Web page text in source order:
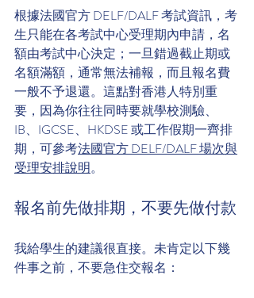
根據法國官方 DELF/DALF 考試資訊，考
生只能在各考試中心受理期內申請，名
額由考試中心決定；一旦錯過截止期或
名額滿額，通常無法補報，而且報名費
一般不予退還。這點對香港人特別重
要，因為你往往同時要就學校測驗、
IB、IGCSE、HKDSE 或工作假期一齊排
期，可參考法國官方 DELF/DALF 場次與
受理安排說明。
報名前先做排期，不要先做付款
我給學生的建議很直接。未肯定以下幾
件事之前，不要急住交報名：